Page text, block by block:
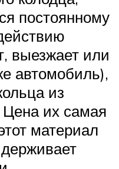
постоянному
выезжает или
автомобиль),
из
их самая
материал